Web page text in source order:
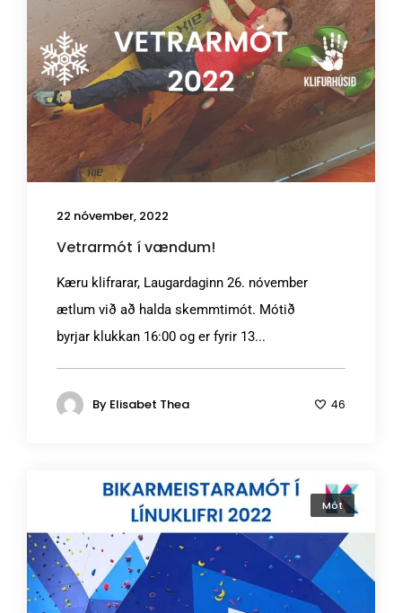
22 nóvember, 2022
Vetrarmót í vændum!
Kæru klifrarar, Laugardaginn 26. nóvember
ætlum við að halda skemmtimót. Mótið
byrjar klukkan 16:00 og er fyrir 13...
By Elisabet Thea 46
Mót